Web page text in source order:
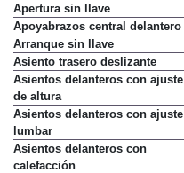
Apertura sin llave
Apoyabrazos central delantero
Arranque sin llave
Asiento trasero deslizante
Asientos delanteros con ajuste
de altura
Asientos delanteros con ajuste
lumbar
Asientos delanteros con
calefacción